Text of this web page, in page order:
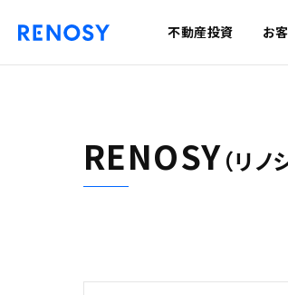
不動産投資 お
RENOSY（リノ